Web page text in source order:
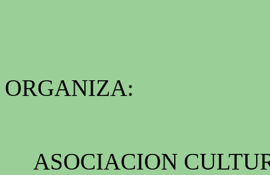
ORGANIZA:
ASOCIACION